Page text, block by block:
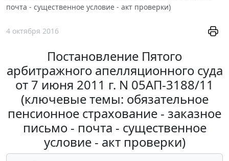
почта - существенное условие - акт проверки)
4 октября 2016
Постановление Пятого
арбитражного апелляционного суда
от 7 июня 2011 г. N 05АП-3188/11
(ключевые темы: обязательное
пенсионное страхование - заказное
письмо - почта - существенное
условие - акт проверки)